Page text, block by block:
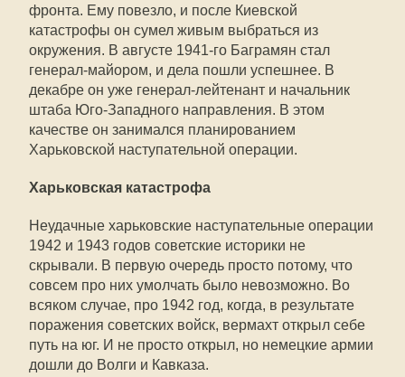
фронта. Ему повезло, и после Киевской
катастрофы он сумел живым выбраться из
окружения. В августе 1941-го Баграмян стал
генерал-майором, и дела пошли успешнее. В
декабре он уже генерал-лейтенант и начальник
штаба Юго-Западного направления. В этом
качестве он занимался планированием
Харьковской наступательной операции.
Харьковская катастрофа
Неудачные харьковские наступательные операции
1942 и 1943 годов советские историки не
скрывали. В первую очередь просто потому, что
совсем про них умолчать было невозможно. Во
всяком случае, про 1942 год, когда, в результате
поражения советских войск, вермахт открыл себе
путь на юг. И не просто открыл, но немецкие армии
дошли до Волги и Кавказа.